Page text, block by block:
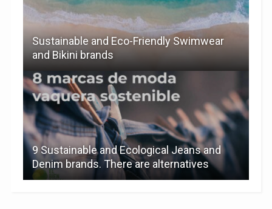
Sustainable and Eco-Friendly Swimwear
and Bikini brands
9 Sustainable and Ecological Jeans and
Denim brands. There are alternatives